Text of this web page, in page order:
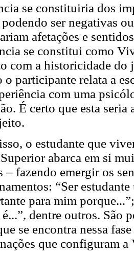
se constituiria dos
podendo ser negativas
afetações e
se constitui como
com a historicidade do
o participante relata a
com uma
É certo que esta seria
o estudante que
abarca em si
– fazendo emergir os
“Ser
para mim
dentre outros. São
se encontra nessa
que configuram a